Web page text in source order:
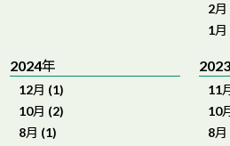
2月
1月
2024年
12月 (1)
10月 (2)
8月 (1)
11
10
8月